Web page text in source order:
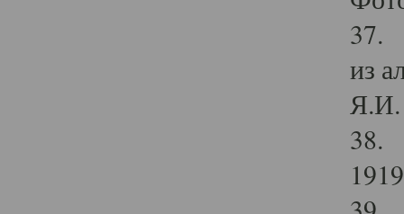
37.
из
Я.И.
38.